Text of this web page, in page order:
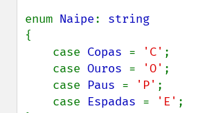
enum Naipe:
{
    case
Copas = 'C' ;
    case
Ouros = 'O' ;
    case
Paus = 'P' ;
    case
Espadas = 'E' ;